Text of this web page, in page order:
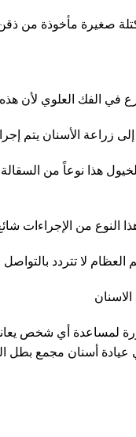
صغيرة مأخوذة من
في الفك العلوي لأن
زراعة الأسنان يتم
هذا نوعاً من السقالة
النوع من الإجراءات
لا تتردد
لمساعدة أي شخص
عيادة أسنان مجمع بطل